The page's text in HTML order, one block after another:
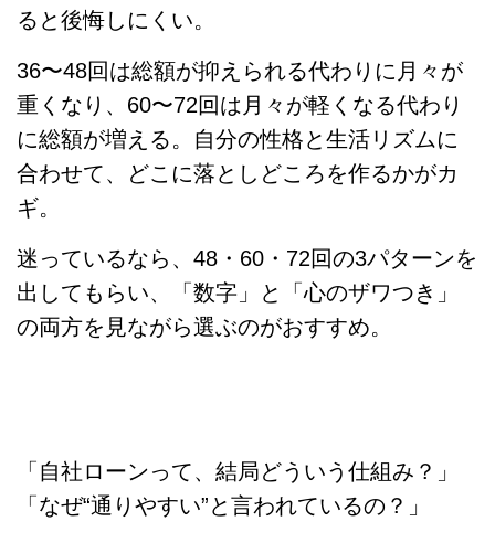
ると後悔しにくい。
36〜48回は総額が抑えられる代わりに月々が
重くなり、60〜72回は月々が軽くなる代わり
に総額が増える。自分の性格と生活リズムに
合わせて、どこに落としどころを作るかがカ
ギ。
迷っているなら、48・60・72回の3パターンを
出してもらい、「数字」と「心のザワつき」
の両方を見ながら選ぶのがおすすめ。
「自社ローンって、結局どういう仕組み？」
「なぜ“通りやすい”と言われているの？」